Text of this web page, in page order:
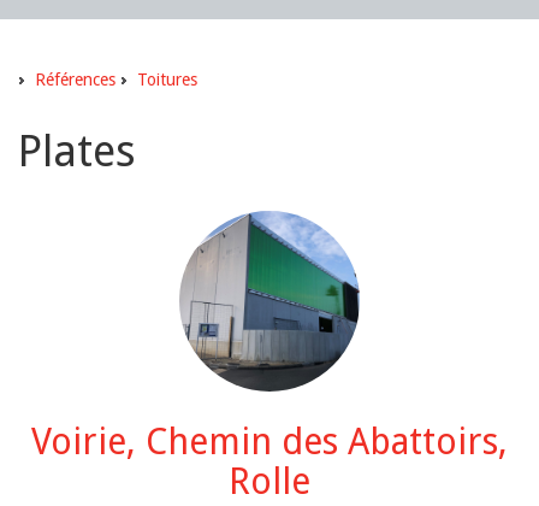
Références Toitures
Plates
Voirie, Chemin des Abattoirs,
Rolle